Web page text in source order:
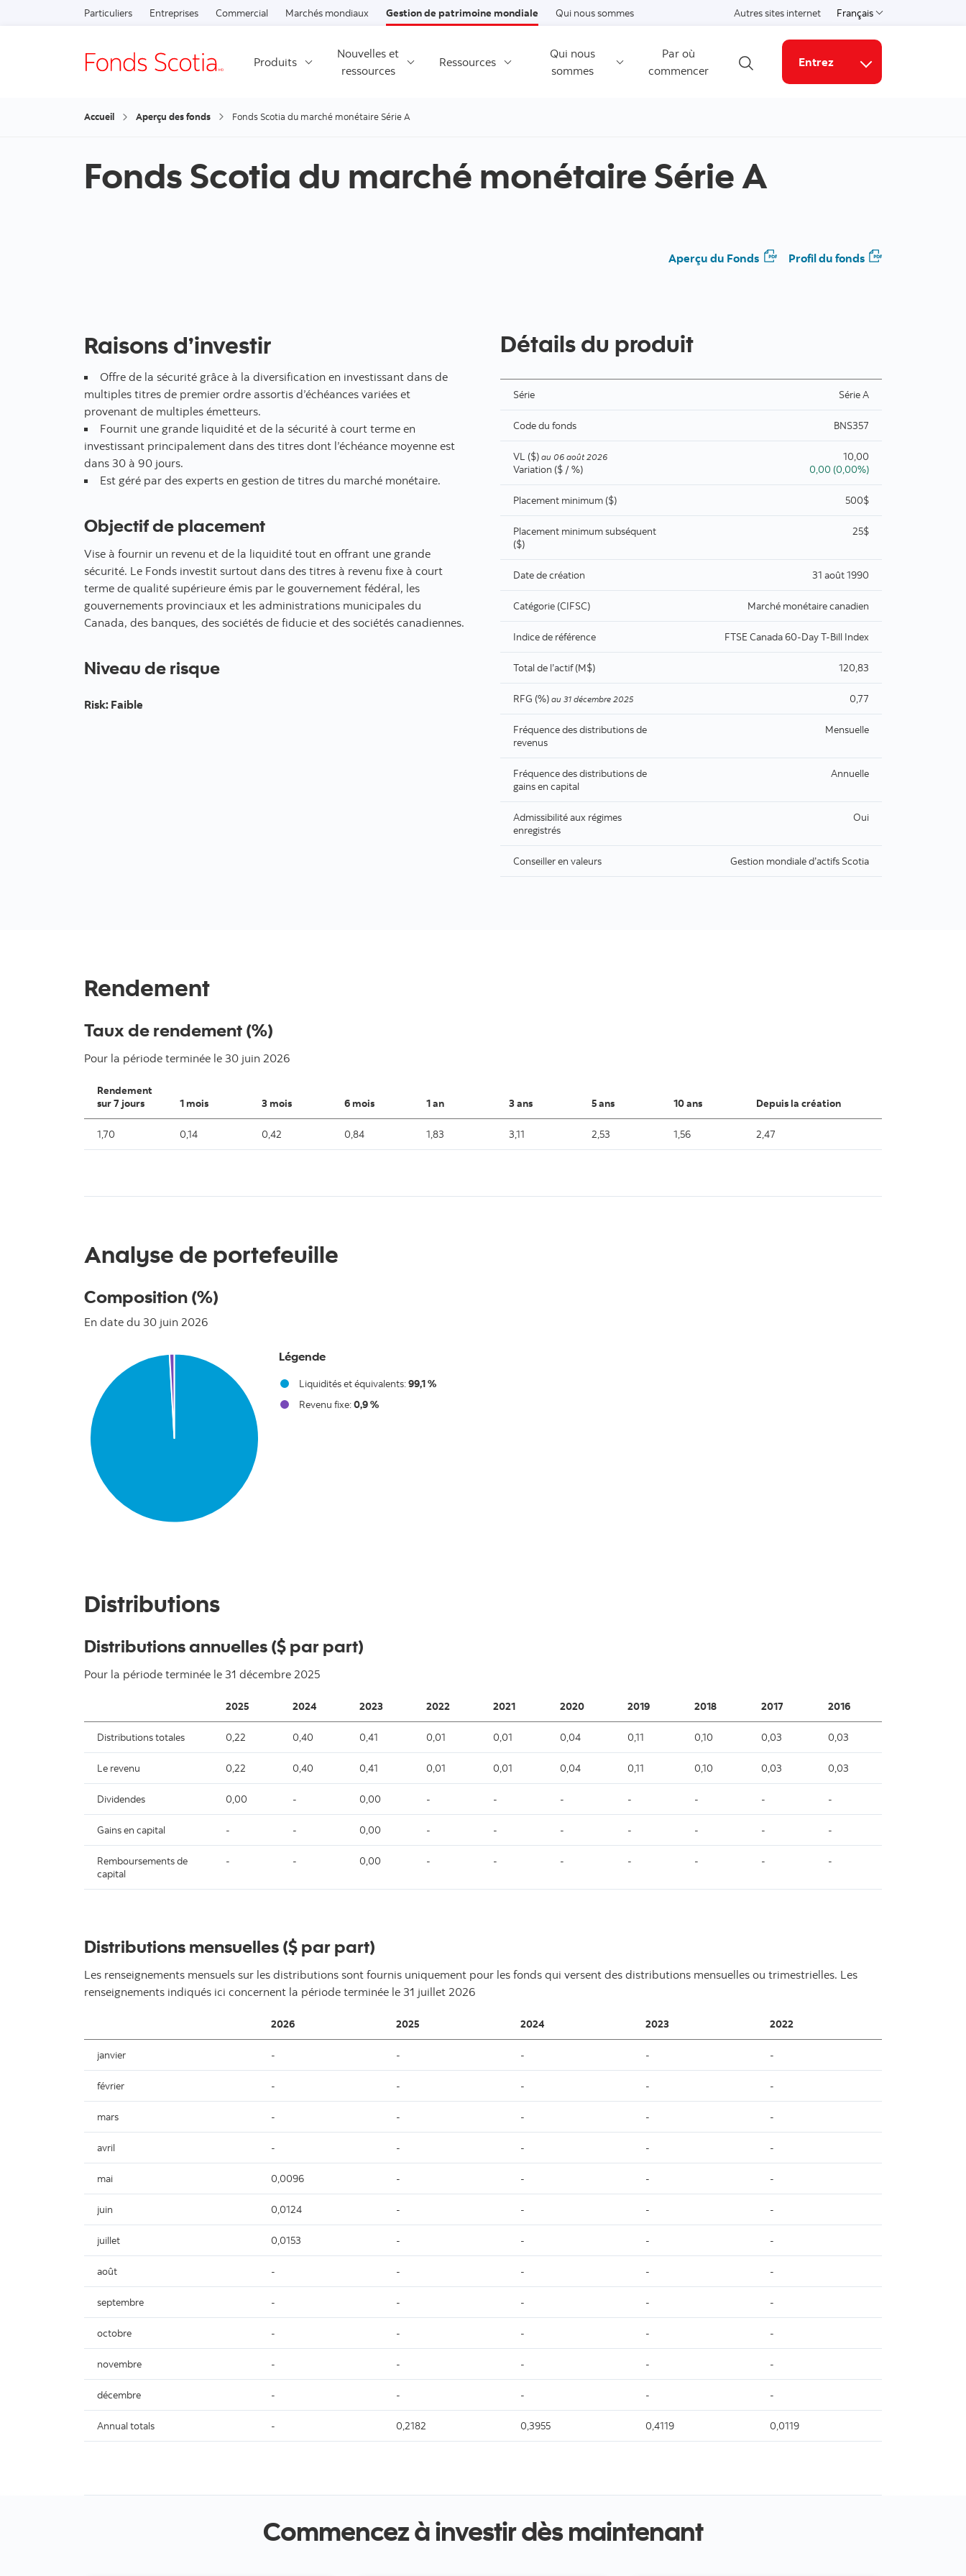
Passer au contenu
Particuliers Entreprises Commercial Marchés mondiaux Gestion de patrimoine mondiale Qui nous sommes Autres sites internet Français
Choisissez une langue
Produits
Nouvelles et
ressources
Ressources
Qui nous
sommes
Par où
commencer
Ouvrir la recherche
Entrez
Liens connexes
Accueil Aperçu des fonds Fonds Scotia du marché monétaire Série A
Fonds Scotia du marché monétaire Série A
Aperçu du Fonds Profil du fonds
Raisons d’investir
Offre de la sécurité grâce à la diversification en investissant dans de
multiples titres de premier ordre assortis d’échéances variées et
provenant de multiples émetteurs.
Fournit une grande liquidité et de la sécurité à court terme en
investissant principalement dans des titres dont l’échéance moyenne est
dans 30 à 90 jours.
Est géré par des experts en gestion de titres du marché monétaire.
Objectif de placement
Vise à fournir un revenu et de la liquidité tout en offrant une grande
sécurité. Le Fonds investit surtout dans des titres à revenu fixe à court
terme de qualité supérieure émis par le gouvernement fédéral, les
gouvernements provinciaux et les administrations municipales du
Canada, des banques, des sociétés de fiducie et des sociétés canadiennes.
Niveau de risque
Risk: Faible
Détails du produit
Série Série A
Code du fonds BNS357
VL ($) au 06 août 2026
Variation ($ / %)
10,00
0,00 (0,00%)
Placement minimum ($) 500$
Placement minimum subséquent
($)
25$
Date de création 31 août 1990
Catégorie (CIFSC) Marché monétaire canadien
Indice de référence FTSE Canada 60-Day T-Bill Index
Total de l’actif (M$) 120,83
RFG (%) au 31 décembre 2025 0,77
Fréquence des distributions de
revenus
Mensuelle
Fréquence des distributions de
gains en capital
Annuelle
Admissibilité aux régimes
enregistrés
Oui
Conseiller en valeurs Gestion mondiale d’actifs Scotia
Rendement
Taux de rendement (%)
Pour la période terminée le 30 juin 2026
Rendement
sur 7 jours
1 mois 3 mois 6 mois 1 an 3 ans 5 ans 10 ans Depuis la création
1,70 0,14 0,42 0,84 1,83 3,11 2,53 1,56 2,47
Analyse de portefeuille
Composition (%)
En date du 30 juin 2026
Pie chart with 2 slices.
Liquidités et équivalents:99,1 %
Revenu fixe:0,9 %
Légende
Distributions
Distributions annuelles ($ par part)
Pour la période terminée le 31 décembre 2025
2025 2024 2023 2022 2021 2020 2019 2018 2017 2016
Distributions totales 0,22 0,40 0,41 0,01 0,01 0,04 0,11 0,10 0,03 0,03
Le revenu 0,22 0,40 0,41 0,01 0,01 0,04 0,11 0,10 0,03 0,03
Dividendes 0,00 - 0,00 - - - - - - -
Gains en capital - - 0,00 - - - - - - -
Remboursements de
capital
- - 0,00 - - - - - - -
Distributions mensuelles ($ par part)
Les renseignements mensuels sur les distributions sont fournis uniquement pour les fonds qui versent des distributions mensuelles ou trimestrielles. Les
renseignements indiqués ici concernent la période terminée le 31 juillet 2026
2026 2025 2024 2023 2022
janvier - - - - -
février - - - - -
mars - - - - -
avril - - - - -
mai 0,0096 - - - -
juin 0,0124 - - - -
juillet 0,0153 - - - -
août - - - - -
septembre - - - - -
octobre - - - - -
novembre - - - - -
décembre - - - - -
Annual totals - 0,2182 0,3955 0,4119 0,0119
Commencez à investir dès maintenant